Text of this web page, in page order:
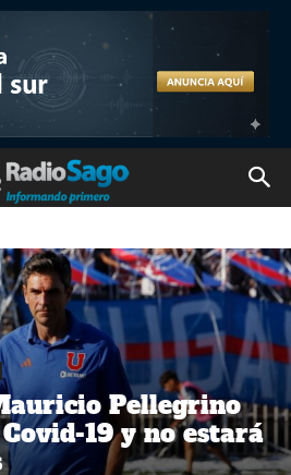
Pellegrino
19 y no estará